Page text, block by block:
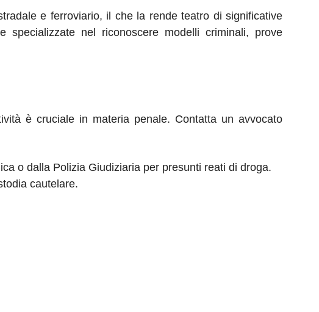
e ferroviario, il che la rende teatro di significative
nel riconoscere modelli criminali, prove
è cruciale in materia penale. Contatta un avvocato
o dalla Polizia Giudiziaria per presunti reati di droga.
cautelare.